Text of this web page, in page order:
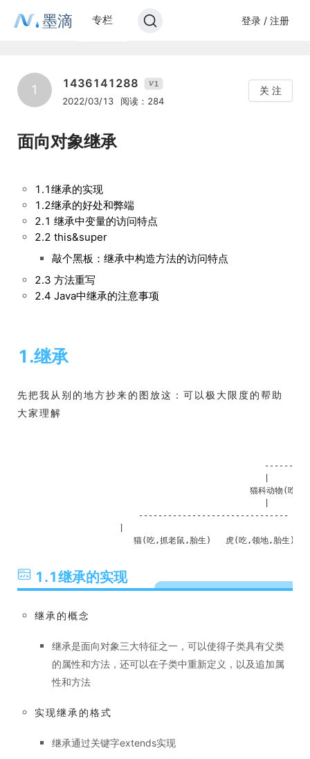
墨滴 专栏 登录 / 注册
1 1436141288 V1
2022/03/13 阅读：284
关 注
面向对象继承
1.1继承的实现
1.2继承的好处和弊端
2.1 继承中变量的访问特点
2.2 this&super
敲个黑板：继承中构造方法的访问特点
2.3 方法重写
2.4 Java中继承的注意事项
1.继承
先把我从别的地方抄来的图放这：可以极大限度的帮助
大家理解
猫科动物(吃,胎生)
-------------------------------
1.1继承的实现
继承的概念
继承是面向对象三大特征之一，可以使得子类具有父类
的属性和方法，还可以在子类中重新定义，以及追加属
性和方法
实现继承的格式
继承通过关键字extends实现